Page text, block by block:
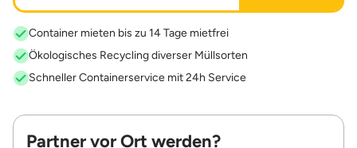
Container mieten bis zu 14 Tage mietfrei
Ökologisches Recycling diverser Müllsorten
Schneller Containerservice mit 24h Service
Partner vor Ort werden?